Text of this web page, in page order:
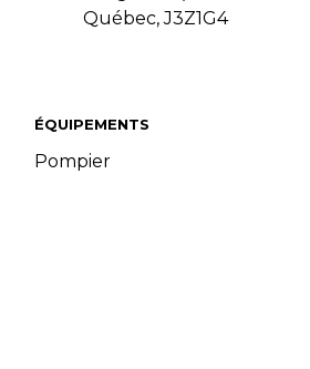
ÉQUIPEMENTS
Pompier
Québec, J3Z1G4